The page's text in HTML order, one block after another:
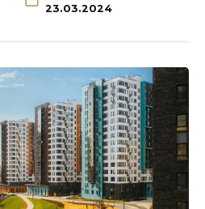
23.03.2024